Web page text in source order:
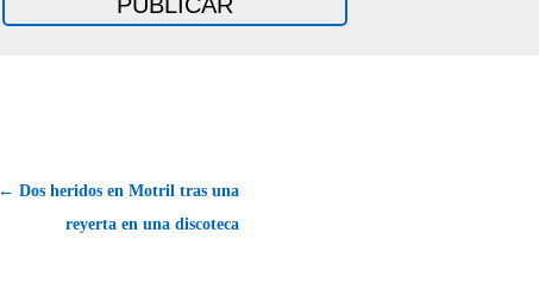
← Dos heridos en Motril tras una
reyerta en una discoteca